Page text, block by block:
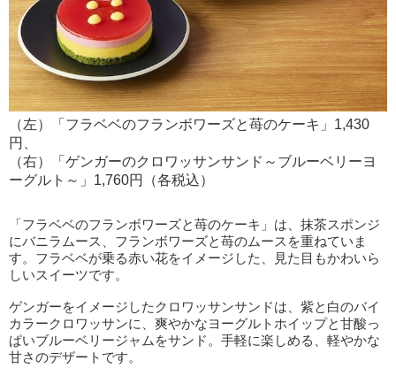
（左）「フラベベのフランボワーズと苺のケーキ」1,430
円、
（右）「ゲンガーのクロワッサンサンド～ブルーベリーヨ
ーグルト～」1,760円（各税込）
「フラベベのフランボワーズと苺のケーキ」は、抹茶スポンジ
にバニラムース、フランボワーズと苺のムースを重ねていま
す。フラベベが乗る赤い花をイメージした、見た目もかわいら
しいスイーツです。
ゲンガーをイメージしたクロワッサンサンドは、紫と白のバイ
カラークロワッサンに、爽やかなヨーグルトホイップと甘酸っ
ぱいブルーベリージャムをサンド。手軽に楽しめる、軽やかな
甘さのデザートです。